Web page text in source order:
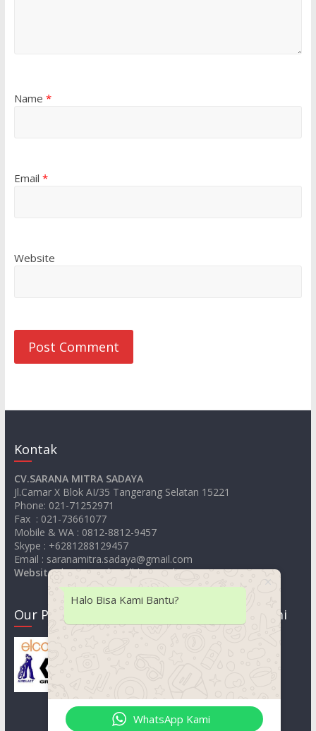
Name *
Email *
Website
Kontak
CV.SARANA MITRA SADAYA
Jl.Camar X Blok AI/35 Tangerang Selatan 15221
Phone: 021-71252971
Fax : 021-73661077
Mobile & WA : 0812-8812-9457
Skype : +6281288129457
Email : saranamitra.sadaya@gmail.com
Website:https://jualsandblastingelcometer.com
Our Product Lokasi Kami
Halo Bisa Kami Bantu?
WhatsApp Kami